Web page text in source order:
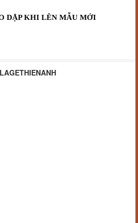
DẬP KHI LÊN MẪU MỚI
LAGETHIENANH